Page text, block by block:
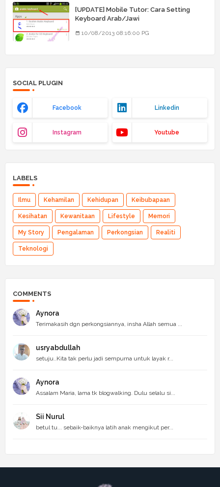
[UPDATE] Mobile Tutor: Cara Setting
Keyboard Arab/Jawi
10/08/2013 08:16:00 PG
SOCIAL PLUGIN
Facebook Linkedin
Instagram Youtube
LABELS
Ilmu Kehamilan Kehidupan Keibubapaan
Kesihatan Kewanitaan Lifestyle Memori
My Story Pengalaman Perkongsian Realiti
Teknologi
COMMENTS
Aynora
Terimakasih dgn perkongsiannya, insha Allah semua ...
usryabdullah
setuju..Kita tak perlu jadi sempurna untuk layak r...
Aynora
Assalam Maria, lama tk blogwalking. Dulu selalu si...
Sii Nurul
betul tu... sebaik-baiknya latih anak mengikut per...